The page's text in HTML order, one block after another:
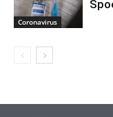
Coronavirus